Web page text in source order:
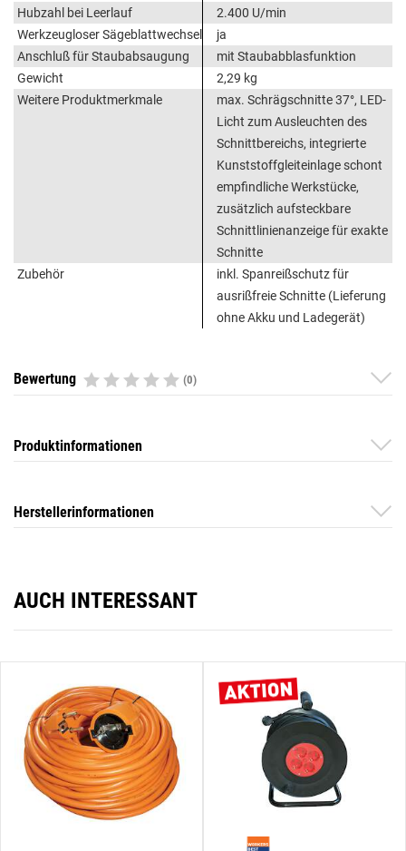
Hubzahl bei Leerlauf
2.400 U/min
Werkzeugloser Sägeblattwechsel
ja
Anschluß für Staubabsaugung
mit Staubabblasfunktion
Gewicht
2,29 kg
Weitere Produktmerkmale
max. Schrägschnitte 37°, LED-
Licht zum Ausleuchten des
Schnittbereichs, integrierte
Kunststoffgleiteinlage schont
empfindliche Werkstücke,
zusätzlich aufsteckbare
Schnittlinienanzeige für exakte
Schnitte
Zubehör
inkl. Spanreißschutz für
ausrißfreie Schnitte (Lieferung
ohne Akku und Ladegerät)
Bewertung (0)
Produktinformationen
Herstellerinformationen
AUCH INTERESSANT